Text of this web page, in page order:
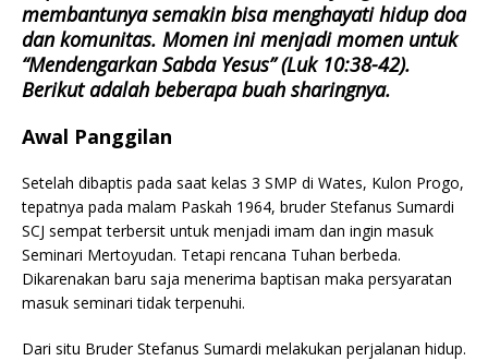
membantunya semakin bisa menghayati hidup doa
dan komunitas. Momen ini menjadi momen untuk
“Mendengarkan Sabda Yesus” (Luk 10:38-42).
Berikut adalah beberapa buah sharingnya.
Awal Panggilan
Setelah dibaptis pada saat kelas 3 SMP di Wates, Kulon Progo,
tepatnya pada malam Paskah 1964, bruder Stefanus Sumardi
SCJ sempat terbersit untuk menjadi imam dan ingin masuk
Seminari Mertoyudan. Tetapi rencana Tuhan berbeda.
Dikarenakan baru saja menerima baptisan maka persyaratan
masuk seminari tidak terpenuhi.
Dari situ Bruder Stefanus Sumardi melakukan perjalanan hidup.